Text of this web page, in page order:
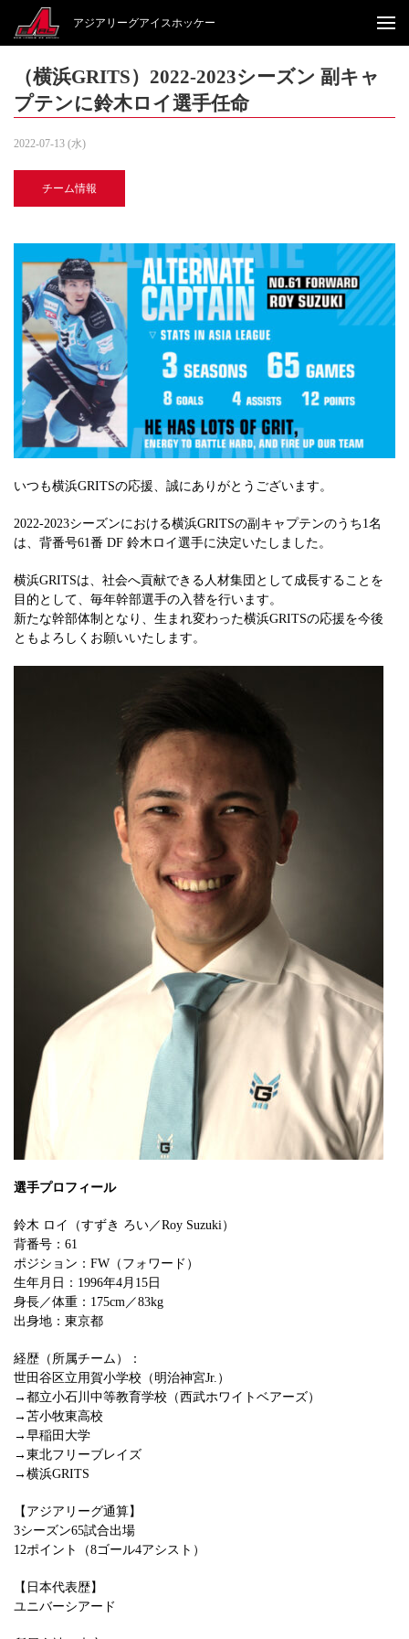
アジアリーグアイスホッケー
（横浜GRITS）2022-2023シーズン 副キャ
プテンに鈴木ロイ選手任命
2022-07-13 (水)
チーム情報
いつも横浜GRITSの応援、誠にありがとうございます。
2022-2023シーズンにおける横浜GRITSの副キャプテンのうち1名
は、背番号61番 DF 鈴木ロイ選手に決定いたしました。
横浜GRITSは、社会へ貢献できる人材集団として成長することを
目的として、毎年幹部選手の入替を行います。
新たな幹部体制となり、生まれ変わった横浜GRITSの応援を今後
ともよろしくお願いいたします。
選手プロフィール
鈴木 ロイ（すずき ろい／Roy Suzuki）
背番号：61
ポジション：FW（フォワード）
生年月日：1996年4月15日
身長／体重：175cm／83kg
出身地：東京都
経歴（所属チーム）：
世田谷区立用賀小学校（明治神宮Jr.）
→都立小石川中等教育学校（西武ホワイトベアーズ）
→苫小牧東高校
→早稲田大学
→東北フリーブレイズ
→横浜GRITS
【アジアリーグ通算】
3シーズン65試合出場
12ポイント（8ゴール4アシスト）
【日本代表歴】
ユニバーシアード